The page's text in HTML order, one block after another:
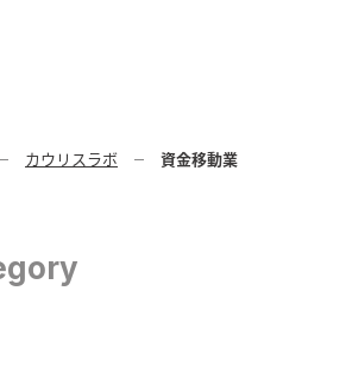
カウリスラボ 資金移動業